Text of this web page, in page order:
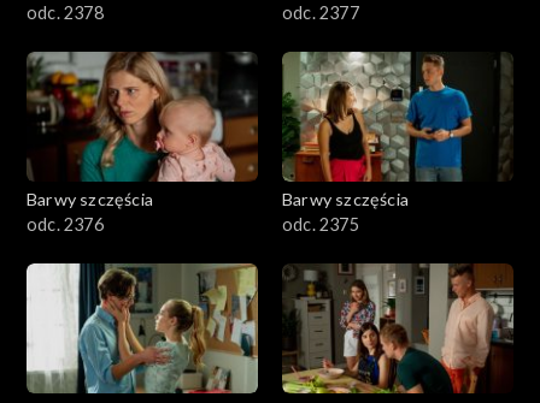
odc. 2378
odc. 2377
Barwy szczęścia
odc. 2376
Barwy szczęścia
odc. 2375